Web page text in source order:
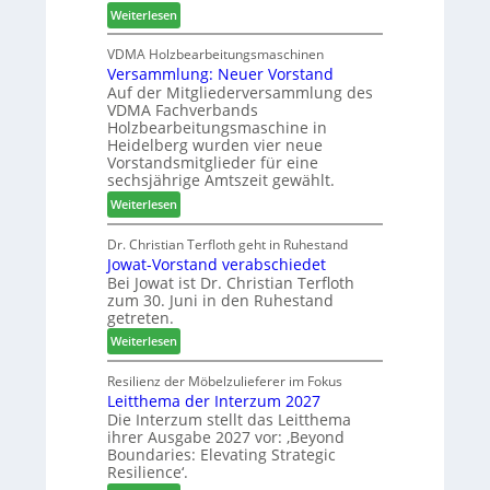
6c
h
e
r
z
a
h
l
e
n
h
i
l
t
b
e
P
r
o
u
k
t
s
u
c
e
Weiterlesen:
H
D
H
f
o
r
d
e
r
t
N
a
c
h
b
e
s
s
e
r
u
n
g
e
VDMA Holzbearbeitungsmaschinen
Versammlung: Neuer Vorstand
Auf der Mitgliederversammlung des
VDMA Fachverbands
Holzbearbeitungsmaschine in
Heidelberg wurden vier neue
Vorstandsmitglieder für eine
sechsjährige Amtszeit gewählt.
Weiterlesen:
V
e
r
s
a
m
l
u
n
g
:
N
e
Dr. Christian Terfloth geht in Ruhestand
Jowat-Vorstand verabschiedet
Bei Jowat ist Dr. Christian Terfloth
zum 30. Juni in den Ruhestand
getreten.
Weiterlesen:
J
o
w
a
t
-
V
Resilienz der Möbelzulieferer im Fokus
Leitthema der Interzum 2027
Die Interzum stellt das Leitthema
ihrer Ausgabe 2027 vor: ‚Beyond
Boundaries: Elevating Strategic
Resilience‘.